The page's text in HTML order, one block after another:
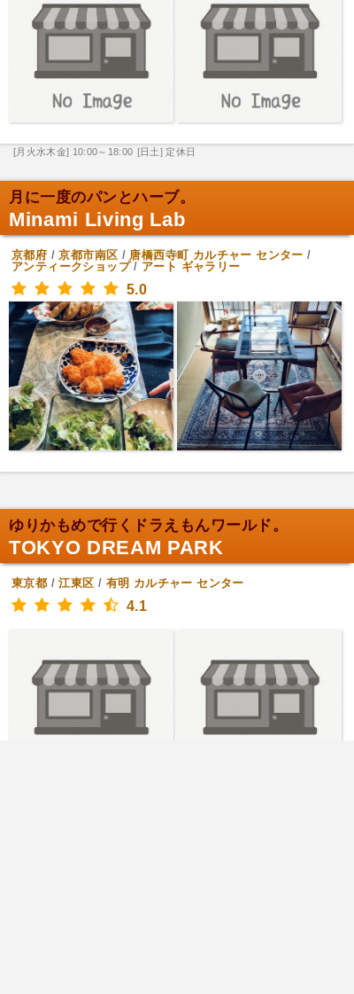
[月火水木金] 10:00～18:00 [日土] 定休日
月に一度のパンとハーブ。
Minami Living Lab
京都府 /京都市南区 / 唐橋西寺町 カルチャー センター /
アンティークショップ/ アート ギャラリー
5.0
ゆりかもめで行くドラえもんワールド。
TOKYO DREAM PARK
東京都 /江東区 / 有明 カルチャー センター
4.1